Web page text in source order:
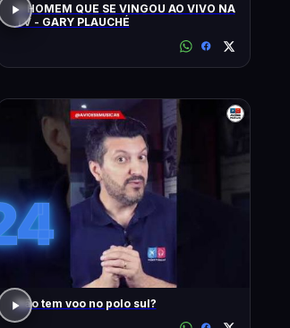
O HOMEM QUE SE VINGOU AO VIVO NA
TV - GARY PLAUCHÉ
Não tem voo no polo sul?